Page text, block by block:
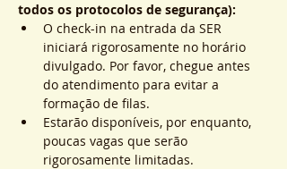
todos os protocolos de segurança):
O check-in na entrada da SER
iniciará rigorosamente no horário
divulgado. Por favor, chegue antes
do atendimento para evitar a
formação de filas.
Estarão disponíveis, por enquanto,
poucas vagas que serão
rigorosamente limitadas.